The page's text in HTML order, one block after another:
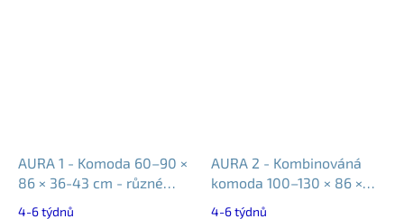
AURA 1 - Komoda 60–90 ×
86 × 36-43 cm - různé
4-6 týdnů
AURA 2 - Kombinováná
komoda 100–130 × 86 ×
36-43 cm - různé dekory
4-6 týdnů